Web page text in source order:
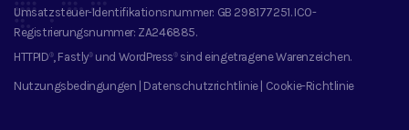
Umsatzsteuer-Identifikationsnummer: GB 298177251. ICO-
Registrierungsnummer: ZA246885.
HTTPID®, Fastly® und WordPress® sind eingetragene Warenzeichen.
Nutzungsbedingungen | Datenschutzrichtlinie| Cookie-Richtlinie